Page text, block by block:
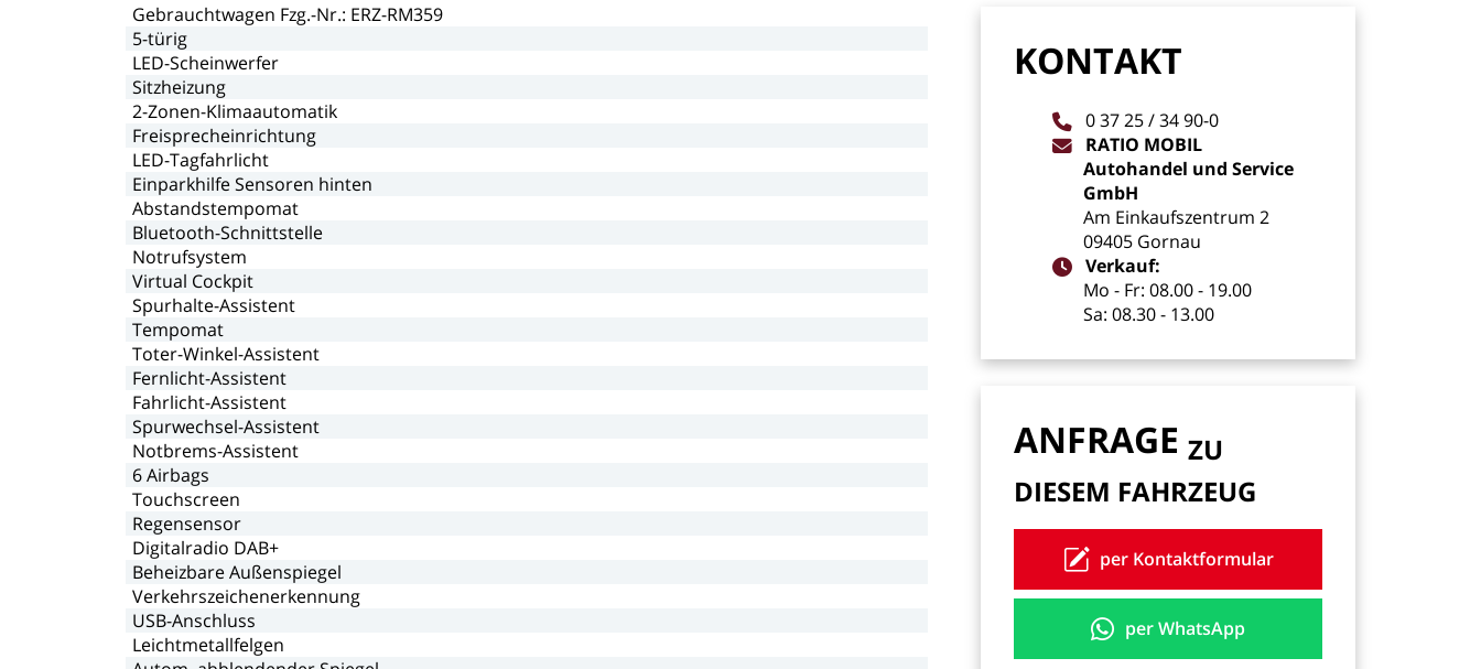
Gebrauchtwagen Fzg.-Nr.: ERZ-RM359
5-türig
LED-Scheinwerfer
Sitzheizung
2-Zonen-Klimaautomatik
Freisprecheinrichtung
LED-Tagfahrlicht
EinparkhilfeSensoren hinten
Abstandstempomat
Bluetooth-Schnittstelle
Notrufsystem
Virtual Cockpit
Spurhalte-Assistent
Tempomat
Toter-Winkel-Assistent
Fernlicht-Assistent
Fahrlicht-Assistent
Spurwechsel-Assistent
Notbrems-Assistent
6Airbags
Touchscreen
Regensensor
Digitalradio DAB+
BeheizbareAußenspiegel
Verkehrszeichenerkennung
USB-Anschluss
Leichtmetallfelgen
KONTAKT
03725/3490-0
RATIO MOBIL
Autohandel und Service
GmbH
Am Einkaufszentrum 2
09405 Gornau
Verkauf:
Mo - Fr: 08.00- 19.00
Sa: 08.30- 13.00
ANFRAGE ZU
DIESEM FAHRZEUG
per Kontaktformular
per WhatsApp